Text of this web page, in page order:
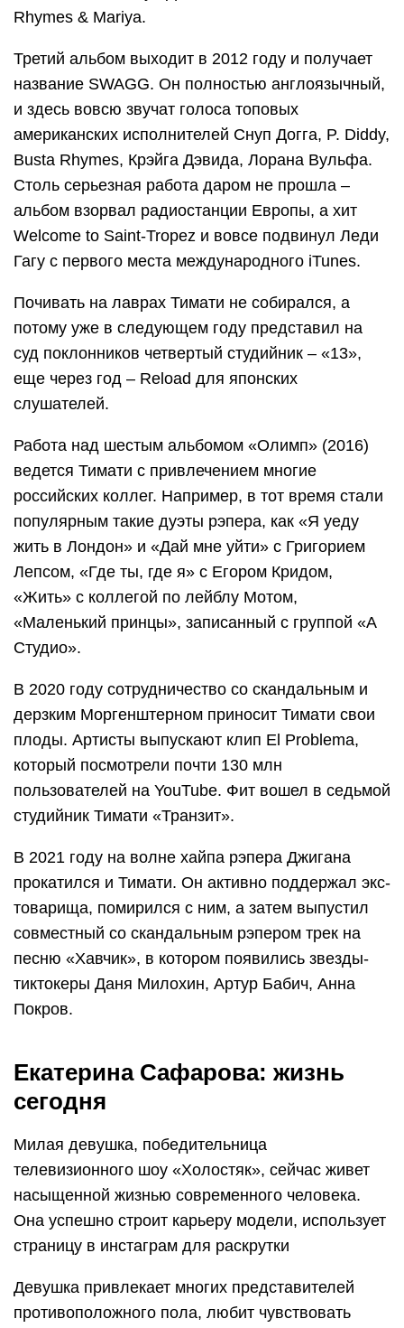
Rhymes & Mariya.
Третий альбом выходит в 2012 году и получает
название SWAGG. Он полностью англоязычный,
и здесь вовсю звучат голоса топовых
американских исполнителей Снуп Догга, P. Diddy,
Busta Rhymes, Крэйга Дэвида, Лорана Вульфа.
Столь серьезная работа даром не прошла –
альбом взорвал радиостанции Европы, а хит
Welcome to Saint-Tropez и вовсе подвинул Леди
Гагу с первого места международного iTunes.
Почивать на лаврах Тимати не собирался, а
потому уже в следующем году представил на
суд поклонников четвертый студийник – «13»,
еще через год – Reload для японских
слушателей.
Работа над шестым альбомом «Олимп» (2016)
ведется Тимати с привлечением многие
российских коллег. Например, в тот время стали
популярным такие дуэты рэпера, как «Я уеду
жить в Лондон» и «Дай мне уйти» с Григорием
Лепсом, «Где ты, где я» с Егором Кридом,
«Жить» с коллегой по лейблу Мотом,
«Маленький принцы», записанный с группой «А
Студио».
В 2020 году сотрудничество со скандальным и
дерзким Моргенштерном приносит Тимати свои
плоды. Артисты выпускают клип El Problema,
который посмотрели почти 130 млн
пользователей на YouTube. Фит вошел в седьмой
студийник Тимати «Транзит».
В 2021 году на волне хайпа рэпера Джигана
прокатился и Тимати. Он активно поддержал экс-
товарища, помирился с ним, а затем выпустил
совместный со скандальным рэпером трек на
песню «Хавчик», в котором появились звезды-
тиктокеры Даня Милохин, Артур Бабич, Анна
Покров.
Екатерина Сафарова: жизнь
сегодня
Милая девушка, победительница
телевизионного шоу «Холостяк», сейчас живет
насыщенной жизнью современного человека.
Она успешно строит карьеру модели, использует
страницу в инстаграм для раскрутки
Девушка привлекает многих представителей
противоположного пола, любит чувствовать